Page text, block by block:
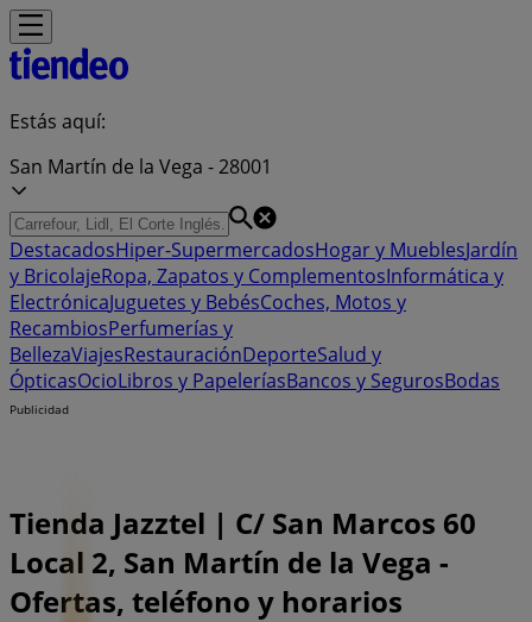
Estás aquí:
San Martín de la Vega - 28001
DestacadosHiper-SupermercadosHogar y MueblesJardín
y BricolajeRopa, Zapatos y ComplementosInformática y
ElectrónicaJuguetes y BebésCoches, Motos y
RecambiosPerfumerías y
BellezaViajesRestauraciónDeporteSalud y
ÓpticasOcioLibros y PapeleríasBancos y SegurosBodas
Publicidad
Tienda Jazztel | C/ San Marcos 60
Local 2, San Martín de la Vega -
Ofertas, teléfono y horarios